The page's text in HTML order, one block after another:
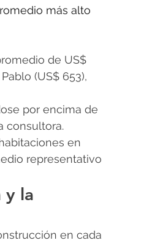
más alto
de US$
(US$ 653),
por encima de
consultora.
en
representativo
y la
en cada